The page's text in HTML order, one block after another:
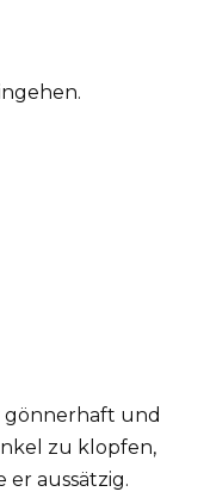
gönnerhaft und
zu klopfen,
er aussätzig.